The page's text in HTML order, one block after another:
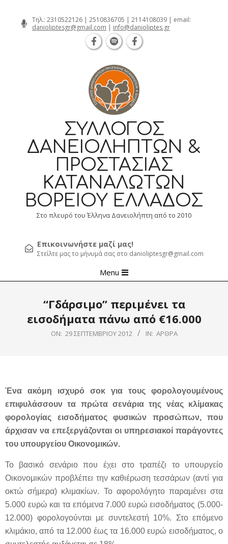
Τηλ.: 2310522126 | 2510836705 | 2114108039 | email:
danioliptesgr@gmail.com | info@danioliptes.gr
ΣΎΛΛΟΓΟΣ
ΔΑΝΕΙΟΛΗΠΤΏΝ &
ΠΡΟΣΤΑΣΊΑΣ
ΚΑΤΑΝΑΛΩΤΏΝ
ΒΟΡΕΊΟΥ ΕΛΛΆΔΟΣ
Στο πλευρό του Έλληνα Δανειολήπτη από το 2010
Επικοινωνήστε μαζί μας!
Στείλτε μας το μήνυμά σας στο danioliptesgr@gmail.com
Navigation
Menu
“Γδάρσιμο” περιμένει τα
εισοδήματα πάνω από €16.000
ON: 29 ΣΕΠΤΕΜΒΡΊΟΥ 2012 IN: ΆΡΘΡΑ
Ένα ακόμη ισχυρό σοκ για τους φορολογουμένους
επιφυλάσσουν τα πρώτα σενάρια της νέας κλίμακας
φορολογίας εισοδήματος φυσικών προσώπων, που
άρχισαν να επεξεργάζονται οι υπηρεσιακοί παράγοντες
του υπουργείου Οικονομικών.
Το βασικό σενάριο που έχει στο τραπέζι το υπουργείο
Οικονομικών προβλέπει την καθιέρωση τεσσάρων (αντί για
οκτώ σήμερα) κλιμακίων. Το αφορολόγητο παραμένει στα
5.000 ευρώ και τα επόμενα 7.000 ευρώ εισοδήματος (5.000-
12.000) φορολογούνται με συντελεστή 10%. Στο επόμενο
κλιμάκιο, από τα 12.000 έως τα 16.000 ευρώ εισοδήματος, ο